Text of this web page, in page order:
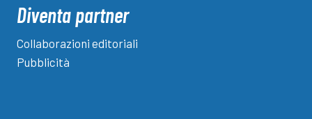
Diventa partner
Collaborazioni editoriali
Pubblicità